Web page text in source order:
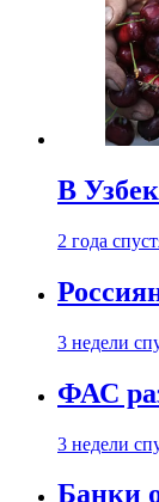
В
2 года
3 недели
ФАС
3 недели
Банки